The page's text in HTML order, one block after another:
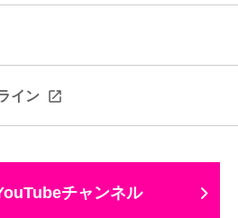
イン
チャンネル